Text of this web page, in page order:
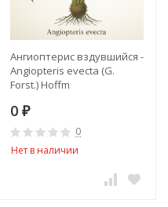
Ангиоптерис вздувшийся -
Angiopteris evecta (G.
Forst.) Hoffm
0 ₽
0
Нет в наличии